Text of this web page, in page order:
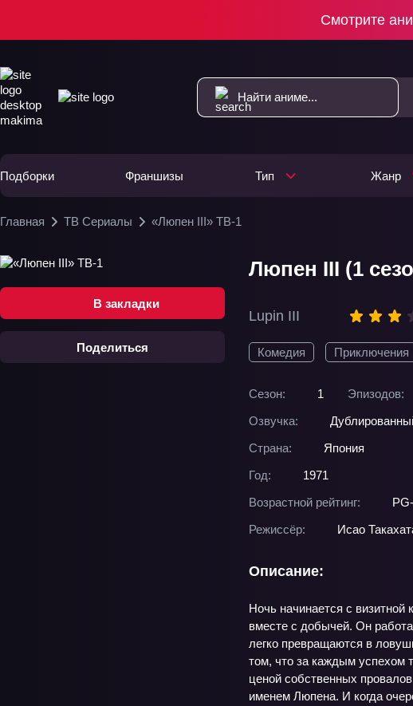
Смотрите
Подборки Франшизы Тип Жанр
Главная ТВ Сериалы «Люпен III» ТВ-1
В закладки
Поделиться
Люпен III (1
Lupin III
Комедия Приключения
Сезон: 1 Эпизодов:
Озвучка:
Страна:
Япония
Год:
1971
Возрастной рейтинг:
Режиссёр:
Исао
Описание:
Ночь начинается с визитной
вместе с добычей. Он
легко превращаются в
том, что за каждым успехом
ценой собственных
именем Люпена. И когда